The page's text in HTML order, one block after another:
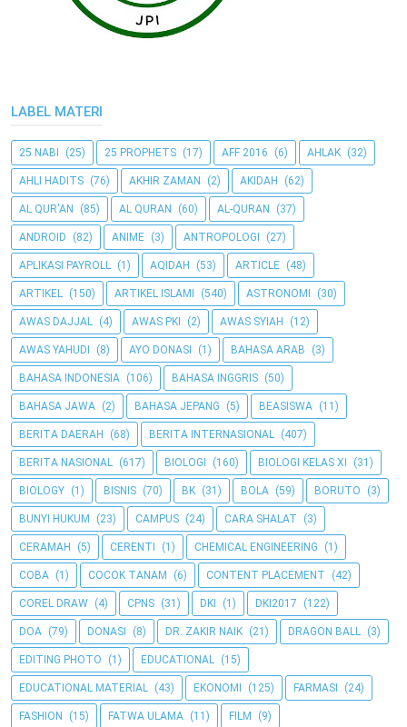
LABEL MATERI
25 NABI (25) 25 PROPHETS (17) AFF 2016 (6) AHLAK (32)
AHLI HADITS (76) AKHIR ZAMAN (2) AKIDAH (62)
AL QUR'AN (85) AL QURAN (60) AL-QURAN (37)
ANDROID (82) ANIME (3) ANTROPOLOGI (27)
APLIKASI PAYROLL (1) AQIDAH (53) ARTICLE (48)
ARTIKEL (150) ARTIKEL ISLAMI (540) ASTRONOMI (30)
AWAS DAJJAL (4) AWAS PKI (2) AWAS SYIAH (12)
AWAS YAHUDI (8) AYO DONASI (1) BAHASA ARAB (3)
BAHASA INDONESIA (106) BAHASA INGGRIS (50)
BAHASA JAWA (2) BAHASA JEPANG (5) BEASISWA (11)
BERITA DAERAH (68) BERITA INTERNASIONAL (407)
BERITA NASIONAL (617) BIOLOGI (160) BIOLOGI KELAS XI (31)
BIOLOGY (1) BISNIS (70) BK (31) BOLA (59) BORUTO (3)
BUNYI HUKUM (23) CAMPUS (24) CARA SHALAT (3)
CERAMAH (5) CERENTI (1) CHEMICAL ENGINEERING (1)
COBA (1) COCOK TANAM (6) CONTENT PLACEMENT (42)
COREL DRAW (4) CPNS (31) DKI (1) DKI2017 (122)
DOA (79) DONASI (8) DR. ZAKIR NAIK (21) DRAGON BALL (3)
EDITING PHOTO (1) EDUCATIONAL (15)
EDUCATIONAL MATERIAL (43) EKONOMI (125) FARMASI (24)
FASHION (15) FATWA ULAMA (11) FILM (9)